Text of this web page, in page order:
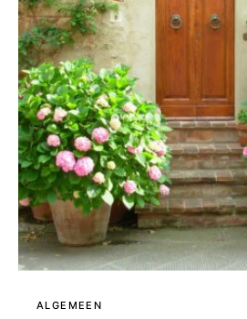
ALGEMEEN